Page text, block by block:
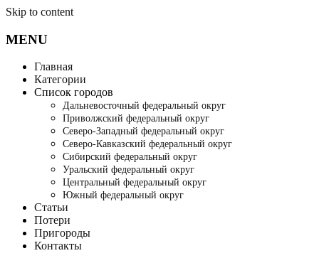
Skip to content
MENU
Главная
Категории
Список городов
Дальневосточный федеральный округ
Приволжский федеральный округ
Северо-Западный федеральный округ
Северо-Кавказский федеральный округ
Сибирский федеральный округ
Уральский федеральный округ
Центральный федеральный округ
Южный федеральный округ
Статьи
Потери
Пригороды
Контакты